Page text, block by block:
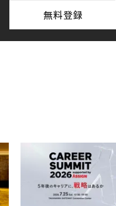
無料登録